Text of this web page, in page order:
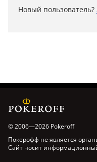
Новый пользователь?
© 2006—2026 Pokeroff
Покерофф не является
Сайт носит